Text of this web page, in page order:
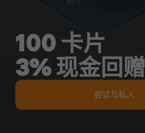
100 卡片
3% 现金回赠
尝试与私人